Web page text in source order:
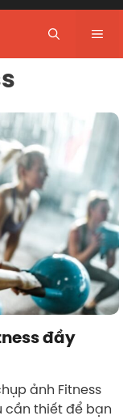
đầy
ảnh Fitness
cần thiết để bạn